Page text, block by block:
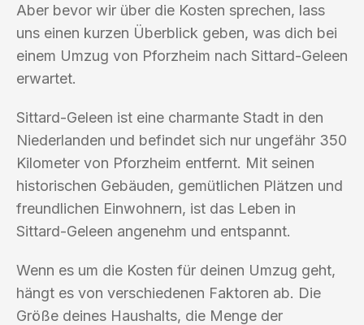
Aber bevor wir über die Kosten sprechen, lass
uns einen kurzen Überblick geben, was dich bei
einem Umzug von Pforzheim nach Sittard-Geleen
erwartet.
Sittard-Geleen ist eine charmante Stadt in den
Niederlanden und befindet sich nur ungefähr 350
Kilometer von Pforzheim entfernt. Mit seinen
historischen Gebäuden, gemütlichen Plätzen und
freundlichen Einwohnern, ist das Leben in
Sittard-Geleen angenehm und entspannt.
Wenn es um die Kosten für deinen Umzug geht,
hängt es von verschiedenen Faktoren ab. Die
Größe deines Haushalts, die Menge der